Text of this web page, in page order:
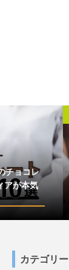
チョコレ
アが本気
カテゴリー